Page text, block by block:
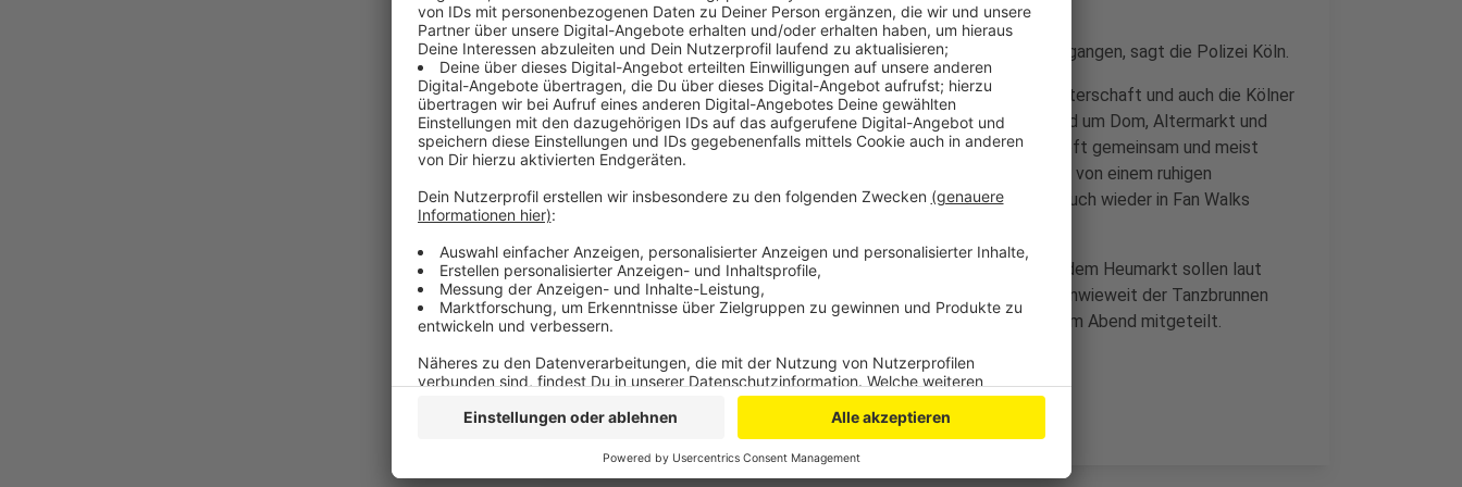
Auch zum Achtelfinale gestern sei das Sicherheitskonzept aufgegangen, sagt die Polizei Köln.
Köln verabschiedet sich damit als Spielort aus dieser Europameisterschaft und auch die Kölner
Polizei sagt Danke für fünf weitgehend friedliche EM-Spiele. Rund um Dom, Altermarkt und
Heumarkt haben auch am Sonntag die Fans der beiden Nationen oft gemeinsam und meist
friedlich miteinander gefeiert, so die Bilanz der Polizei. Sie spricht von einem ruhigen
Einsatzverlauf. Tausende Anhänger beider Mannschaften waren auch wieder in Fan Walks
Auch die Public Viewing-Flächen waren voll, sagt die Polizei. Auf dem Heumarkt sollen laut
Stadt Köln auch weiterhin die Spiele der EM übertragen werden. Inwieweit der Tanzbrunnen
weiter als PV Fläche genutzt wird, ist noch unklar, hat die Stadt am Abend mitgeteilt.
Anzeige